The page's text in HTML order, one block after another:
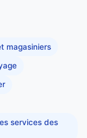
magasiniers
services des